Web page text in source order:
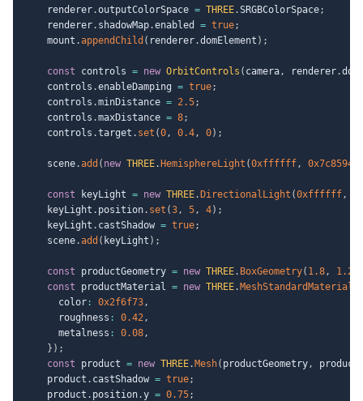
    renderer
.outputColorSpace = THREE.SRGBColorSpace;
    renderer
. shadowMap.enabled = true;
    mount
.appendChild ( renderer.domElement ) ;
const controls = new OrbitControls ( camera, renderer.
    controls
.enableDamping = true;
    controls
.minDistance = 2.5;
    controls
.maxDistance = 8;
    controls
.target . set (0, 0.4, 0) ;
    scene
.add ( new THREE. HemisphereLight (0xffffff, 0x7c8594
const keyLight = new THREE. DirectionalLight (0xffffff,
    keyLight
. position. set (3, 5, 4) ;
    keyLight
. castShadow = true;
    scene
.add ( keyLight ) ;
const productGeometry = new THREE. BoxGeometry( 1.8, 1.2
const productMaterial = new THREE. MeshStandardMaterial
      color
: 0x2f6f73,
      roughness
: 0.42,
      metalness
: 0.08,
} ) ;
const product = new THREE. Mesh( productGeometry,
    product
. castShadow = true;
    product
. position.y = 0.75;